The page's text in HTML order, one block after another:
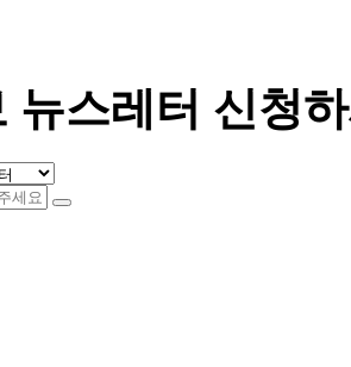
뉴스레터 신청